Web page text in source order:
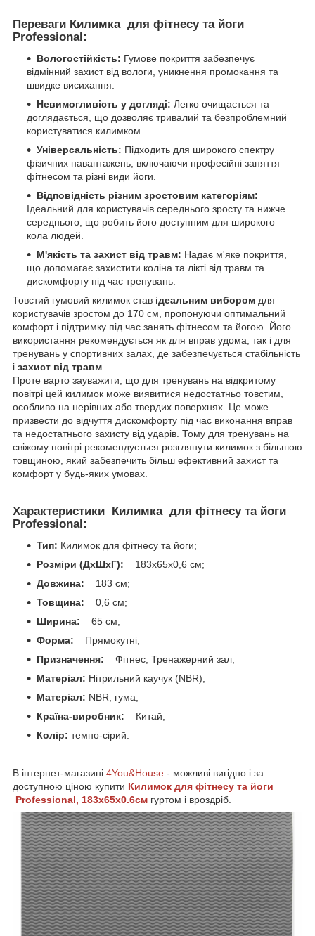
Переваги Килимка для фітнесу та йоги
Professional:
Вологостійкість: Гумове покриття забезпечує
відмінний захист від вологи, уникнення промокання та
швидке висихання.
Невимогливість у догляді: Легко очищається та
доглядається, що дозволяє тривалий та безпроблемний
користуватися килимком.
Універсальність: Підходить для широкого спектру
фізичних навантажень, включаючи професійні заняття
фітнесом та різні види йоги.
Відповідність різним зростовим категоріям:
Ідеальний для користувачів середнього зросту та нижче
середнього, що робить його доступним для широкого
кола людей.
М'якість та захист від травм: Надає м'яке покриття,
що допомагає захистити коліна та лікті від травм та
дискомфорту під час тренувань.
Товстий гумовий килимок став ідеальним вибором для
користувачів зростом до 170 см, пропонуючи оптимальний
комфорт і підтримку під час занять фітнесом та йогою. Його
використання рекомендується як для вправ удома, так і для
тренувань у спортивних залах, де забезпечується стабільність
і захист від травм.
Проте варто зауважити, що для тренувань на відкритому
повітрі цей килимок може виявитися недостатньо товстим,
особливо на нерівних або твердих поверхнях. Це може
призвести до відчуття дискомфорту під час виконання вправ
та недостатнього захисту від ударів. Тому для тренувань на
свіжому повітрі рекомендується розглянути килимок з більшою
товщиною, який забезпечить більш ефективний захист та
комфорт у будь-яких умовах.
Характеристики Килимка для фітнесу та йоги
Professional:
Тип: Килимок для фітнесу та йоги;
Розміри (ДхШхГ):
183x65x0,6 см;
Довжина:
183 см;
Товщина: 0,6 см;
Ширина:
65 см;
Форма:
Прямокутні;
Призначення:
Фітнес, Тренажерний зал;
Матеріал: Нітрильний каучук (NBR);
Матеріал: NBR, гума;
Країна-виробник:
Китай;
Колір: темно-сірий.
В інтернет-магазині 4You&House - можливі вигідно і за
доступною ціною купити Килимок для фітнесу та йоги
Professional, 183x65x0.6см гуртом і вроздріб.